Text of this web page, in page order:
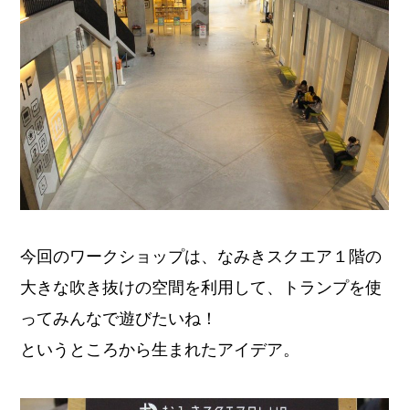
今回のワークショップは、なみきスクエア１階の
大きな吹き抜けの空間を利用して、トランプを使
ってみんなで遊びたいね！
というところから生まれたアイデア。